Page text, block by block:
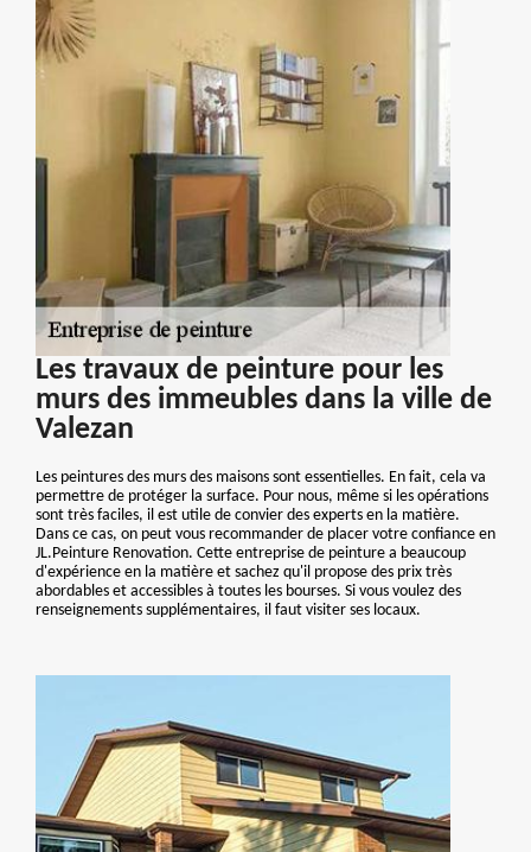
Les travaux de peinture pour les
murs des immeubles dans la ville de
Valezan
Les peintures des murs des maisons sont essentielles. En fait, cela va
permettre de protéger la surface. Pour nous, même si les opérations
sont très faciles, il est utile de convier des experts en la matière.
Dans ce cas, on peut vous recommander de placer votre confiance en
JL.Peinture Renovation. Cette entreprise de peinture a beaucoup
d'expérience en la matière et sachez qu'il propose des prix très
abordables et accessibles à toutes les bourses. Si vous voulez des
renseignements supplémentaires, il faut visiter ses locaux.